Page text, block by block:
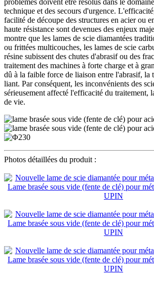
technique et des secours d'urgence.
facilité de découpe des structures en acier ou
haute résistance sont devenues des enjeux
montre que les lames de scie diamantées
ou frittées multicouches, les lames de scie
résine subissent des chutes d'abrasif ou des
traitement des machines à forte charge et à
dû à la faible force de liaison entre l'abrasif, la
liant. Par conséquent, les inconvénients des
sérieusement affecté l'efficacité du traitement,
de vie.
Photos détaillées du produit :